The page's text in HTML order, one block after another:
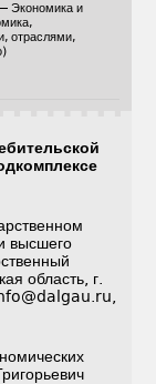
Экономика и
отраслями,
высшего
область, г.